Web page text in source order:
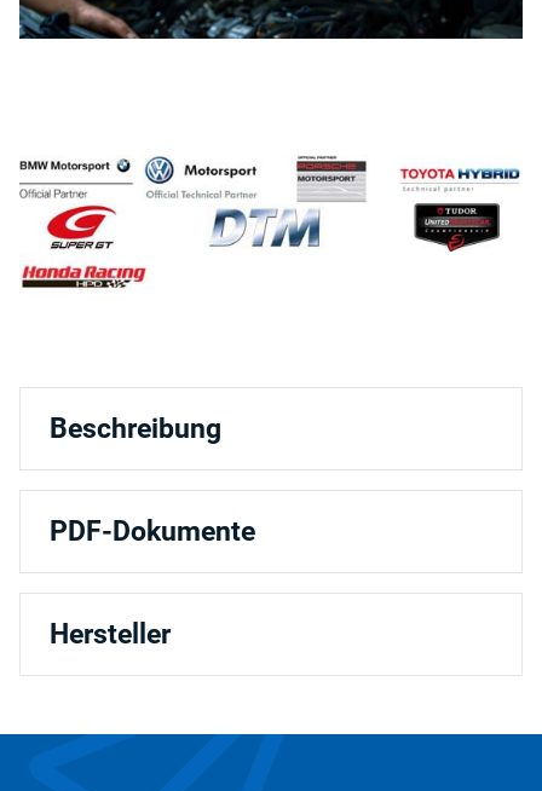
Beschreibung
PDF-Dokumente
Hersteller